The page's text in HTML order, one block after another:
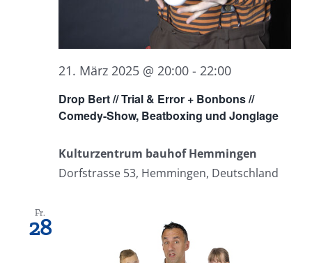
Drop Bert // Trial & Error + Bonbons //
Comedy-Show, Beatboxing und Jonglage
21. März 2025 @ 20:00 - 22:00
Kulturzentrum bauhof Hemmingen
Dorfstrasse 53, Hemmingen, Deutschland
Fr.
28